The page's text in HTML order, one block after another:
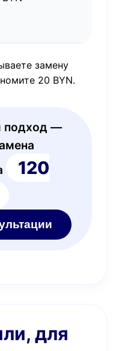
замену
20 BYN.
подход —
120
для